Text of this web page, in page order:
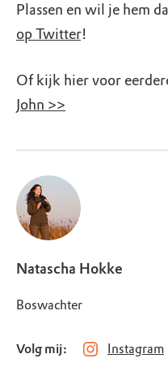
Plassen en wil je hem
op Twitter!
Of kijk hier voor
John >>
Natascha Hokke
Boswachter
Volg mij: Instagram